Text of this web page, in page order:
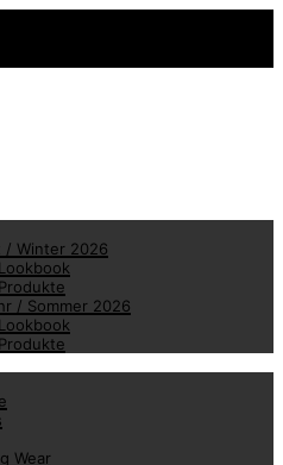
/ Winter 2026
Lookbook
Produkte
/ Sommer 2026
Lookbook
Produkte
Wear